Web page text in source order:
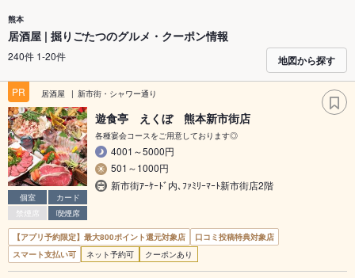
熊本
居酒屋 | 掘りごたつのグルメ・クーポン情報
240件 1-20件 地図から探す
PR 居酒屋 新市街・シャワー通り
個室
カード
禁煙席
喫煙席
遊食亭 えくぼ 熊本新市街店
各種宴会コースをご用意しております◎
4001～5000円
501～1000円
新市街ｱｰｹｰﾄﾞ内､ﾌｧﾐﾘｰﾏｰﾄ新市街店2階
【アプリ予約限定】最大800ポイント還元対象店
口コミ投稿特典対象店
スマート支払い可
ネット予約可 クーポンあり